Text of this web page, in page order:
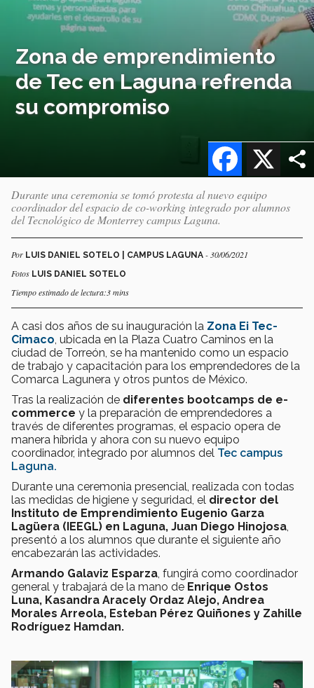
Zona de emprendimiento
de Tec en Laguna refrenda
su compromiso
X
Facebook
Durante una ceremonia se tomó protesta al nuevo equipo
coordinador del espacio de co-working integrado por alumnos
del Tecnológico de Monterrey campus Laguna.
Por LUIS DANIEL SOTELO | CAMPUS LAGUNA - 30/06/2021
Fotos LUIS DANIEL SOTELO
Tiempo estimado de lectura:3 mins
A casi dos años de su inauguración la Zona Ei Tec-
Cimaco , ubicada en la Plaza Cuatro Caminos en la
ciudad de Torreón, se ha mantenido como un espacio
de trabajo y capacitación para los emprendedores de la
Comarca Lagunera y otros puntos de México.
Tras la realización de diferentes bootcamps de e-
commerce y la preparación de emprendedores a
través de diferentes programas, el espacio opera de
manera híbrida y ahora con su nuevo equipo
coordinador, integrado por alumnos del Tec campus
Laguna.
Durante una ceremonia presencial, realizada con todas
las medidas de higiene y seguridad, el director del
Instituto de Emprendimiento Eugenio Garza
Lagüera (IEEGL) en Laguna, Juan Diego Hinojosa
presentó a los alumnos que durante el siguiente año
encabezarán las actividades.
Armando Galaviz Esparza , fungirá como coordinador
general y trabajará de la mano de Enrique Ostos
Luna, Kasandra Aracely Ordaz Alejo, Andrea
Morales Arreola, Esteban Pérez Quiñones y Zahille
Rodríguez Hamdan.